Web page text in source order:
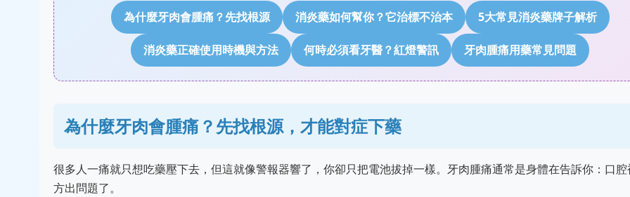
為什麼牙肉會腫痛？先找根源 消炎藥如何幫你？它治標不治本 5大常見消炎藥牌子解析
消炎藥正確使用時機與方法 何時必須看牙醫？紅燈警訊 牙肉腫痛用藥常見問題
為什麼牙肉會腫痛？先找根源，才能對症下藥
很多人一痛就只想吃藥壓下去，但這就像警報器響了，你卻只把電池拔掉一樣。牙肉腫痛通常是身體在告訴你：口
方出問題了。